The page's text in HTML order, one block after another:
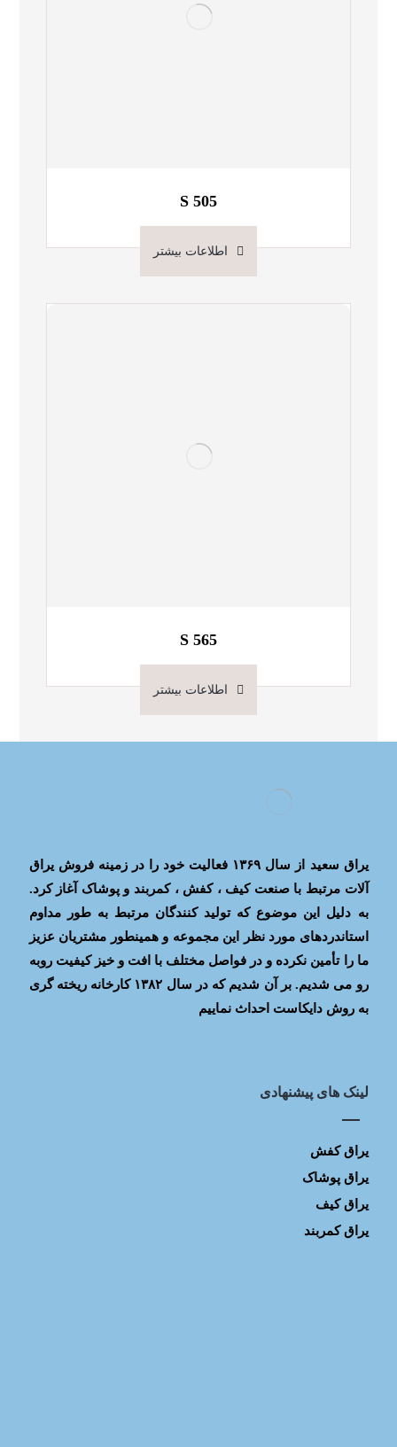
S 505
اطلاعات بیشتر
S 565
اطلاعات بیشتر
یراق سعید از سال ۱۳۶۹ فعالیت خود را در زمینه فروش یراق
آلات مرتبط با صنعت کیف ، کفش ، کمربند و پوشاک آغاز کرد.
به دلیل این موضوع که تولید کنندگان مرتبط به طور مداوم
استاندردهای مورد نظر این مجموعه و همینطور مشتریان عزیز
ما را تأمین نکرده و در فواصل مختلف با افت و خیز کیفیت روبه
رو می شدیم. بر آن شدیم که در سال ۱۳۸۲ کارخانه ریخته گری
به روش دایکاست احداث نماییم
لینک های پیشنهادی
یراق کفش
یراق پوشاک
یراق کیف
یراق کمربند